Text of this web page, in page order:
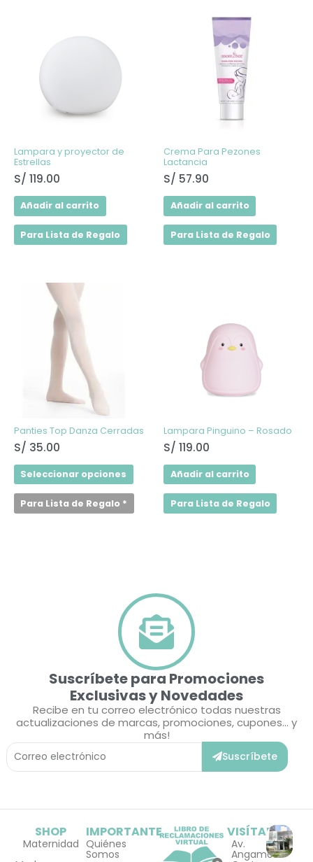
Lampara y proyector de
Estrellas
S/ 119.00
Añadir al carrito
Para Lista de Regalo
Crema Para Pezones
Lactancia
S/ 57.90
Añadir al carrito
Para Lista de Regalo
Panties Top Danza Cerradas
S/ 35.00
Seleccionar opciones
producto
Para Lista de Regalo *
Lampara Pinguino – Rosado
S/ 119.00
Añadir al carrito
Para Lista de Regalo
Suscríbete para Promociones
Exclusivas y Novedades
Recibe en tu correo electrónico todas nuestras
actualizaciones de marcas, promociones, cupones... y
más!
Correo
Electrónico
Suscríbete
SHOP
Maternidad
IMPORTANTE
Quiénes
Somos
VISÍTANOS
Av.
Angamos